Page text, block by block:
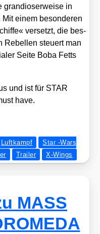
gran­dio­ser­wei­se in
einem beson­de­ren
ver­setzt, die bes­
Rebel­len steu­ert man
Sei­te Boba Fetts
und ist für STAR
have.
Luftkampf
Star -Wars
Trailer X-Wings
MASS